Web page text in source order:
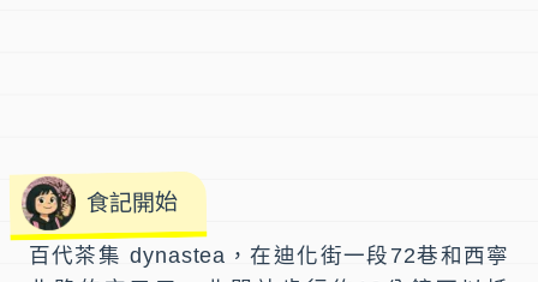
食記開始
百代茶集 dynastea ，在迪化街一段72巷和西寧